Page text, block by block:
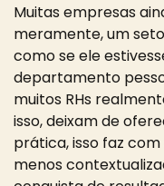
Muitas empresas
meramente, um
como se ele
departamento
muitos RHs
isso, deixam de
prática, isso faz com
menos